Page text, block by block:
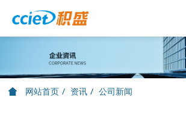
网站首页 资讯 公司新闻